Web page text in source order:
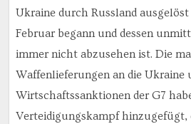
Ukraine durch Russland ausgelöst
Februar begann und dessen
immer nicht abzusehen ist. Die
Waffenlieferungen an die Ukraine
Wirtschaftssanktionen der G7
Verteidigungskampf hinzugefügt,